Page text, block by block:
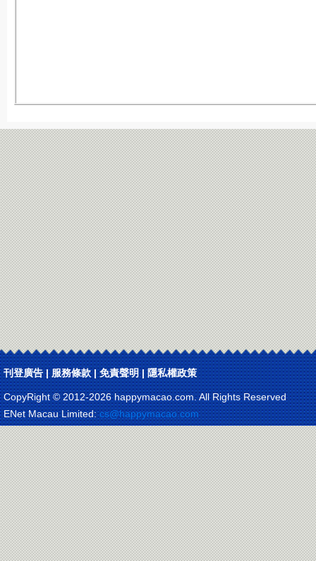
刊登廣告|服務條款|免責聲明|隱私權政策
CopyRight © 2012-2026 happymacao.com. All Rights Reserved
ENet Macau Limited:cs@happymacao.com